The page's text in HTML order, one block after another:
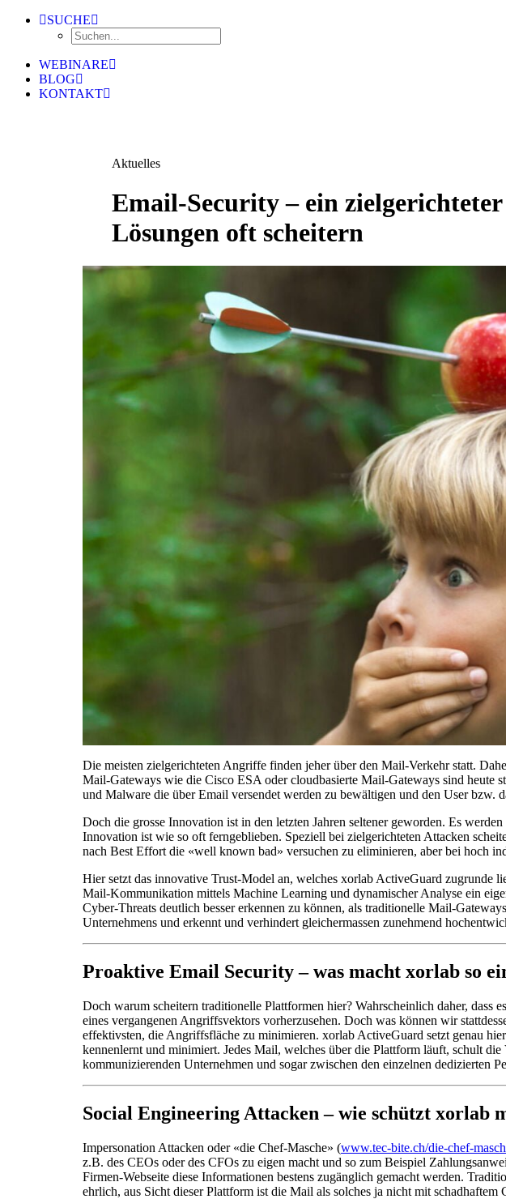
SUCHE
WEBINARE
BLOG
KONTAKT
Aktuelles
Email-Security – ein
Lösungen oft scheitern
Die meisten zielgerichteten Angriffe finden jeher über den Mail-Verkehr statt.
Mail-Gateways wie die Cisco ESA oder cloudbasierte Mail-Gateways sind heute
und Malware die über Email versendet werden zu bewältigen und den User bzw.
Doch die grosse Innovation ist in den letzten Jahren seltener geworden. Es
Innovation ist wie so oft ferngeblieben. Speziell bei zielgerichteten Attacken
nach Best Effort die «well known bad» versuchen zu eliminieren, aber bei hoch
Hier setzt das innovative Trust-Model an, welches xorlab ActiveGuard zugrunde
Mail-Kommunikation mittels Machine Learning und dynamischer Analyse ein
Cyber-Threats deutlich besser erkennen zu können, als traditionelle Mail-
Unternehmens und erkennt und verhindert gleichermassen zunehmend
Proaktive Email Security – was macht xorlab so
Doch warum scheitern traditionelle Plattformen hier? Wahrscheinlich daher,
eines vergangenen Angriffsvektors vorherzusehen. Doch was können wir
effektivsten, die Angriffsfläche zu minimieren. xorlab ActiveGuard setzt genau
kennenlernt und minimiert. Jedes Mail, welches über die Plattform läuft, schult
kommunizierenden Unternehmen und sogar zwischen den einzelnen dedizierten
Social Engineering Attacken – wie schützt xorlab
Impersonation Attacken oder «die Chef-Masche» (www.tec-bite.ch/die-chef-
z.B. des CEOs oder des CFOs zu eigen macht und so zum Beispiel
Firmen-Webseite diese Informationen bestens zugänglich gemacht werden.
ehrlich, aus Sicht dieser Plattform ist die Mail als solches ja nicht mit